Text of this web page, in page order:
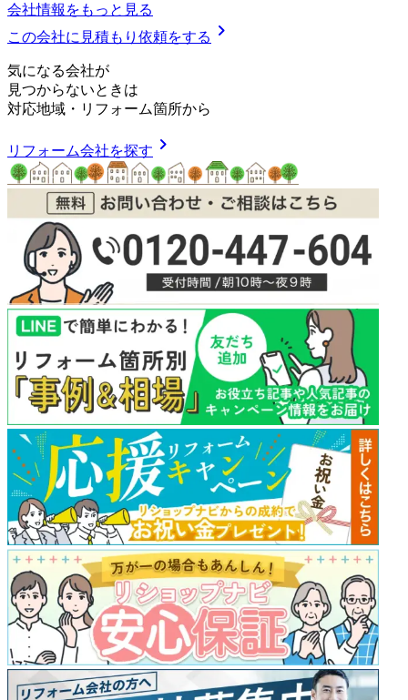
会社情報をもっと見る
この会社に見積もり依頼をする chevron_right
気になる会社が
見つからないときは
対応地域 ・ リフォーム箇所から
リフォーム会社を探す chevron_right